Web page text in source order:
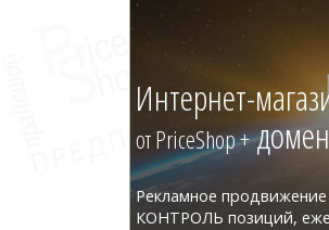
Интернет-
от PriceShop +
Рекламное
КОНТРОЛЬ позиций,